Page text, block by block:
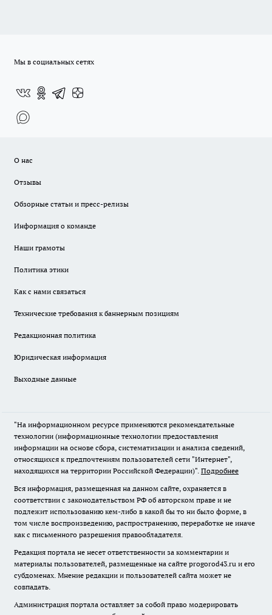
Мы в социальных сетях
О нас
Отзывы
Обзорные статьи и пресс-релизы
Информация о команде
Наши грамоты
Политика этики
Как с нами связаться
Технические требования к баннерным позициям
Редакционная политика
Юридическая информация
Выходные данные
"На информационном ресурсе применяются рекомендательные
технологии (информационные технологии предоставления
информации на основе сбора, систематизации и анализа сведений,
относящихся к предпочтениям пользователей сети "Интернет",
находящихся на территории Российской Федерации)". Подробнее
Вся информация, размещенная на данном сайте, охраняется в
соответствии с законодательством РФ об авторском праве и не
подлежит использованию кем-либо в какой бы то ни было форме, в
том числе воспроизведению, распространению, переработке не иначе
как с письменного разрешения правообладателя.
Редакция портала не несет ответственности за комментарии и
материалы пользователей, размещенные на сайте progorod43.ru и его
субдоменах. Мнение редакции и пользователей сайта может не
совпадать.
Администрация портала оставляет за собой право модерировать